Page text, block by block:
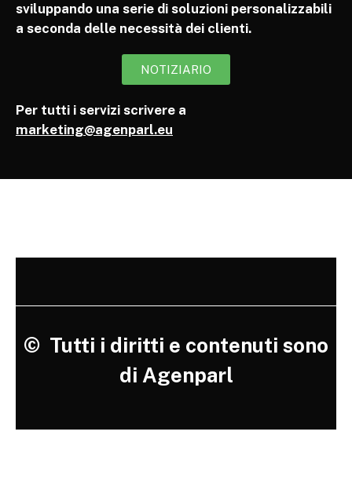
sviluppando una serie di soluzioni personalizzabili
a seconda delle necessità dei clienti.
NOTIZIARIO
Per tutti i servizi scrivere a
marketing@agenparl.eu
© Tutti i diritti e contenuti sono
di Agenparl